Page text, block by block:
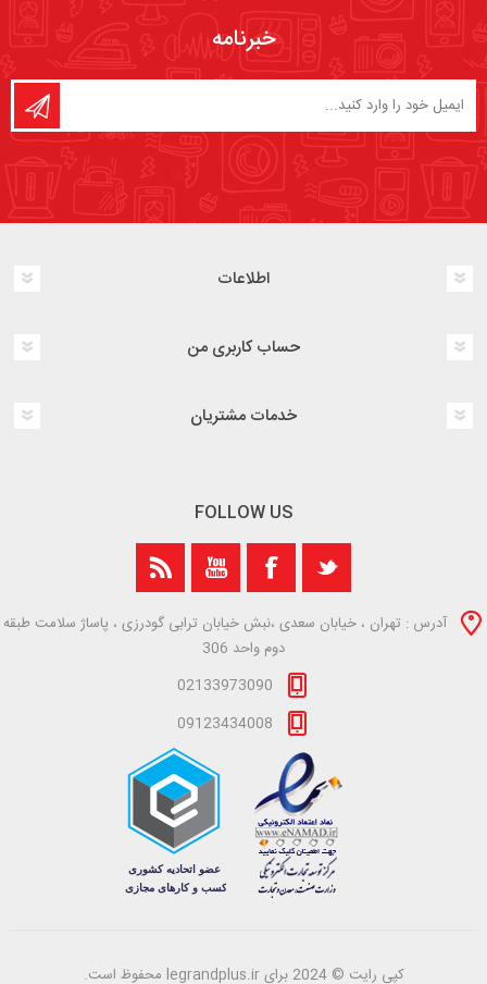
خبرنامه
اطلاعات
حساب کاربری من
خدمات مشتریان
FOLLOW US
آدرس : تهران ، خیابان سعدی ،نبش خیابان ترابی گودرزی ، پاساژ سلامت طبقه
دوم واحد 306
02133973090
09123434008
کپی رایت © 2024 برای legrandplus.ir محفوظ است.